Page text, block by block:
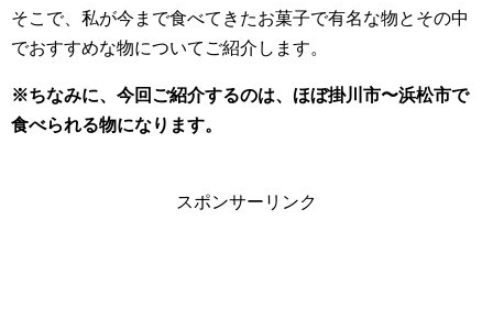
そこで、私が今まで食べてきたお菓子で有名な物とその中
でおすすめな物についてご紹介します。
※ちなみに、今回ご紹介するのは、ほぼ掛川市〜浜松市で
食べられる物になります。
スポンサーリンク